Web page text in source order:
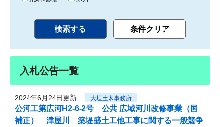
入札公告一覧
2024年6月24日更新 大垣土木事務所
公河工第広河H2-6-2号 公共 広域河川改修事業（国
補正） 津屋川 築堤盛土工他工事に関する一般競争